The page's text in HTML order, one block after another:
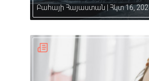
Բահայի Հայաստան |Հկտ 16,